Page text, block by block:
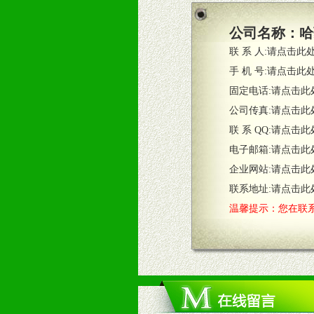
3、根据市场需要，派驻区域销售人
4、根据市场情况公司给予专职或兼
五、退换货制度
1、给予前期市场操作一定比例退换
2、对于临期，滞销品给予一定比例
六、服务优势
1、完善的信息服务咨询中心：本着
2、售后服务：突发性产品问题或消
3、我们时刻整理各区销售情况，帮
七、招商代理（全国各地）
1、认同我们的经营理念。
2、具备较好商业信誉和资金实力。
3、具备区域内良好的终端网点和销
4、具备一定业务团队能力覆盖区域
5、具备较强的市场操作意识，投入
公司名称：
联 系 人:请点击此
手 机 号:请点击此
固定电话:请点击此
公司传真:请点击此
联 系 QQ:请点击此
电子邮箱:请点击此
企业网站:请点击此
联系地址:请点击此
温馨提示：您在联